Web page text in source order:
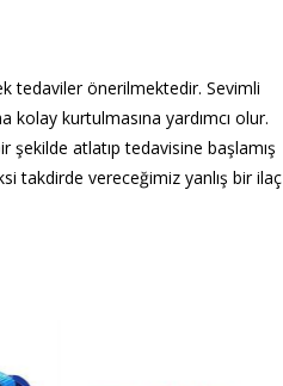
tedaviler önerilmektedir. Sevimli
kolay kurtulmasına yardımcı olur.
şekilde atlatıp tedavisine başlamış
takdirde vereceğimiz yanlış bir ilaç